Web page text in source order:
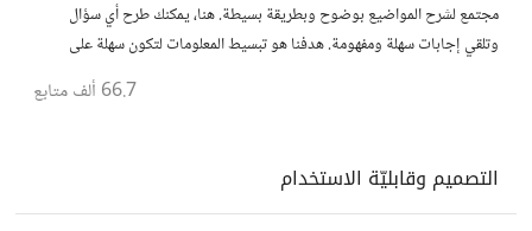
مجتمع لشرح المواضيع بوضوح وبطريقة بسيطة. هنا، يمكنك طرح أي سؤال
وتلقي إجابات سهلة ومفهومة. هدفنا هو تبسيط المعلومات لتكون سهلة على
66.7 ألف متابع
التصميم وقابليّة الاستخدام